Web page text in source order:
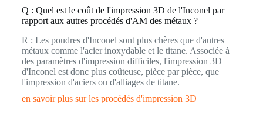
Q : Quel est le coût de l'impression 3D de l'Inconel par
rapport aux autres procédés d'AM des métaux ?
R : Les poudres d'Inconel sont plus chères que d'autres
métaux comme l'acier inoxydable et le titane. Associée à
des paramètres d'impression difficiles, l'impression 3D
d'Inconel est donc plus coûteuse, pièce par pièce, que
l'impression d'aciers ou d'alliages de titane.
en savoir plus sur les procédés d'impression 3D